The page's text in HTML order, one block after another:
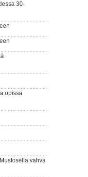
30-
opissa
vahva